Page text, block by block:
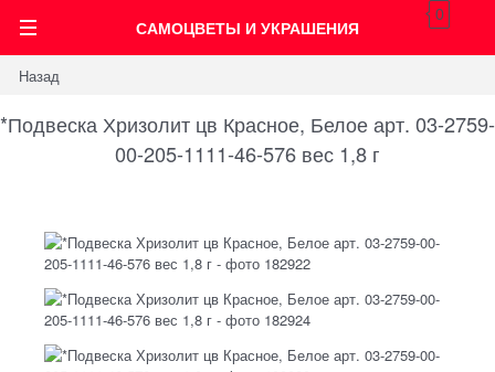
САМОЦВЕТЫ И УКРАШЕНИЯ
0
Назад
*Подвеска Хризолит цв Красное, Белое арт. 03-2759-
00-205-1111-46-576 вес 1,8 г